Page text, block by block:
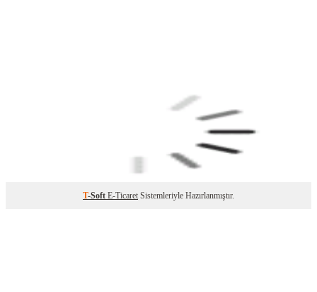
T-Soft E-Ticaret Sistemleriyle Hazırlanmıştır.